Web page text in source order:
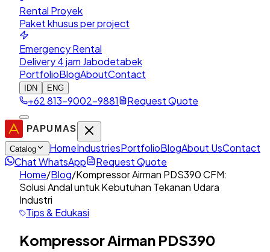
Rental Proyek
Paket khusus per project
Emergency Rental
Delivery 4 jam Jabodetabek
PortfolioBlogAboutContact
IDN ENG
+62 813-9002-9881 Request Quote
Catalog HomeIndustriesPortfolioBlogAbout UsContact
Chat WhatsApp
Request Quote
Home/Blog/Kompressor Airman PDS390 CFM:
Solusi Andal untuk Kebutuhan Tekanan Udara
Industri
Tips & Edukasi
Kompressor Airman PDS390